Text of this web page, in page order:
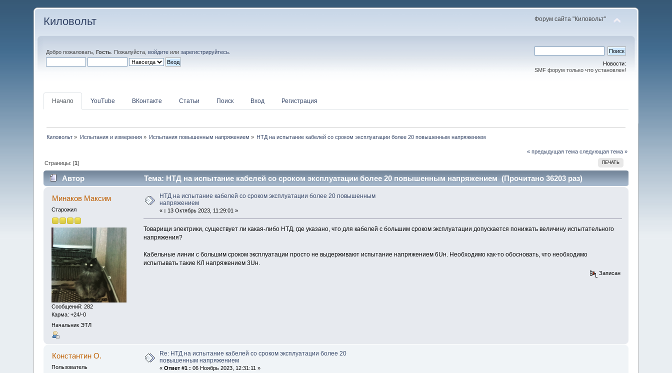
Киловольт Форум сайта "Киловольт"
Добро пожаловать,Гость . Пожалуйста,войдите илизарегистрируйтесь
Новости:
SMF форум только что установлен!
Начало YouTube ВКонтакте Статьи Поиск Вход Регистрация
Киловольт » Испытания и измерения» Испытания повышенным напряжением » НТД на испытание кабелей со сроком эксплуатации более 20 повышенным напряжением
« предыдущая тема следующая тема »
ПЕЧАТЬ
Страницы: [1]
Автор Тема: НТД на испытание кабелей со сроком эксплуатации более 20 повышенным напряжением (Прочитано 36203 раз)
Минаков Максим
Старожил
Сообщений: 282
Карма: +24/-0
Начальник ЭТЛ
НТД на испытание кабелей со сроком эксплуатации более 20 повышенным
напряжением
« : 13 Октябрь 2023, 11:29:01 »
Товарищи электрики, существует ли какая-либо НТД, где указано, что для кабелей с большим сроком эксплуатации допускается понижать величину испытательного
напряжения?
Кабельные линии с большим сроком эксплуатации просто не выдерживают испытание напряжением 6Uн. Необходимо как-то обосновать, что необходимо
испытывать такие КЛ напряжением 3Uн.
Записан
Константин О.
Пользователь
Re: НТД на испытание кабелей со сроком эксплуатации более 20
повышенным напряжением
«Ответ #1 : 06 Ноябрь 2023, 12:31:11 »